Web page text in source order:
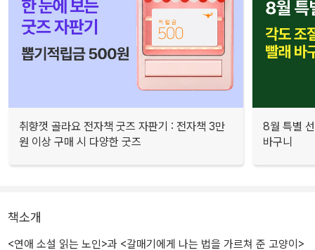
취향껏 골라요 전자책 굿즈 자판기 : 전자책 3만
원 이상 구매 시 다양한 굿즈
8월 특별
바구니
책소개
<연애 소설 읽는 노인>과 <갈매기에게 나는 법을 가르쳐 준 고양이>